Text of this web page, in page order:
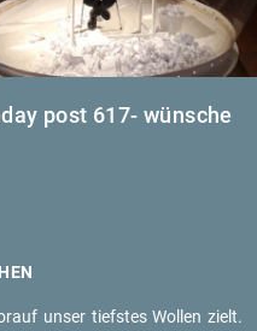
post 617- wünsche
unser tiefs­tes Wol­len zielt.